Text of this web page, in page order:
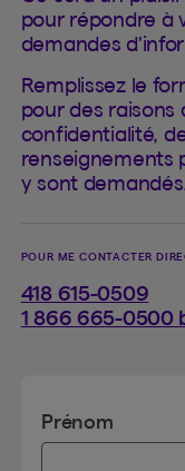
pour répondre à
demandes
Remplissez le
pour des raisons
confidentialité,
renseignements
y sont
POUR ME CONTACTER
418 615-0509
1 866 665-0500
Prénom